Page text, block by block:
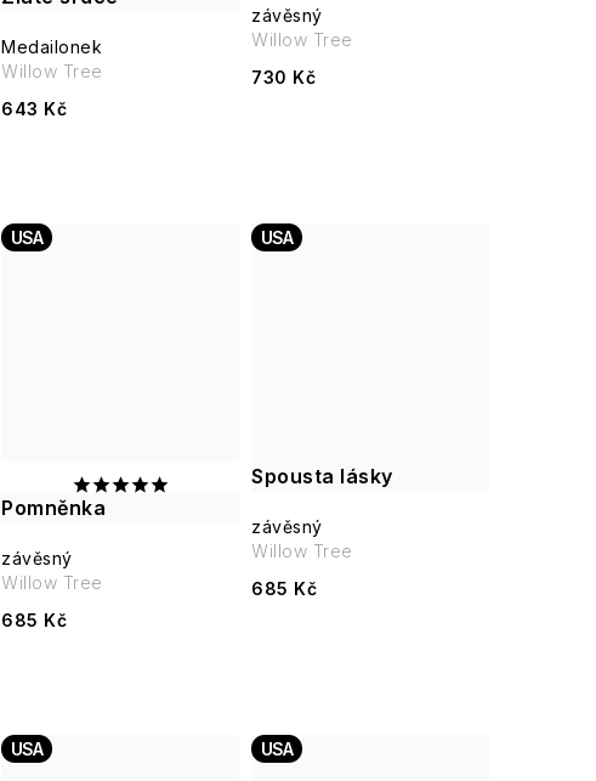
Medailonek
643 Kč
Willow Tree
závěsný
730 Kč
Willow Tree
Pomněnka
USA
závěsný
685 Kč
Willow Tree
Spousta lásky
USA
závěsný
685 Kč
Willow Tree
USA USA